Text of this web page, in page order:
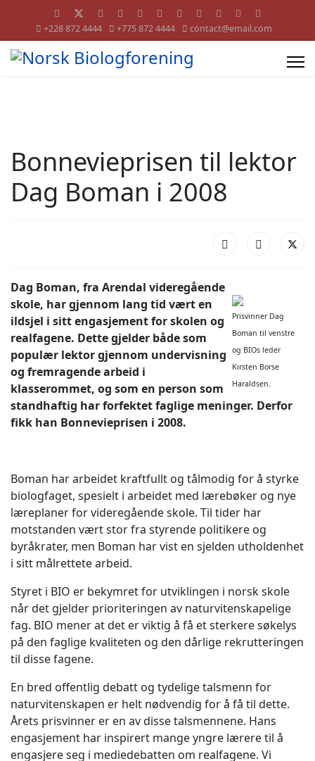
+228 872 4444 +775 872 4444 contact@email.com
Bonnevieprisen til lektor
Dag Boman i 2008
Prisvinner Dag
Boman til venstre
og BIOs leder
Kirsten Borse
Haraldsen.
Dag Boman, fra Arendal videregående
skole, har gjennom lang tid vært en
ildsjel i sitt engasjement for skolen og
realfagene. Dette gjelder både som
populær lektor gjennom undervisning
og fremragende arbeid i
klasserommet, og som en person som
standhaftig har forfektet faglige meninger. Derfor
fikk han Bonnevieprisen i 2008.
Boman har arbeidet kraftfullt og tålmodig for å styrke
biologfaget, spesielt i arbeidet med lærebøker og nye
læreplaner for videregående skole. Til tider har
motstanden vært stor fra styrende politikere og
byråkrater, men Boman har vist en sjelden utholdenhet
i sitt målrettete arbeid.
Styret i BIO er bekymret for utviklingen i norsk skole
når det gjelder prioriteringen av naturvitenskapelige
fag. BIO mener at det er viktig å få et sterkere søkelys
på den faglige kvaliteten og den dårlige rekrutteringen
til disse fagene.
En bred offentlig debatt og tydelige talsmenn for
naturvitenskapen er helt nødvendig for å få til dette.
Årets prisvinner er en av disse talsmennene. Hans
engasjement har inspirert mange yngre lærere til å
engasjere seg i medie­debatten om realfagene. Vi